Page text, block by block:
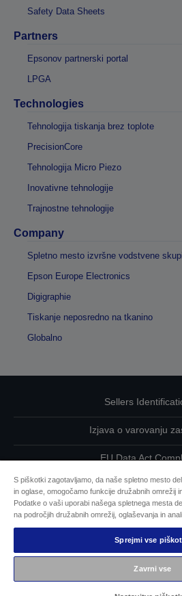
Safety Data Sheets
Partners
Epsonov partnerski portal
LPGA
Technologies
Tehnologija tiskanja brez toplote
PrecisionCore
Tehnologija Micro Piezo
Inovativne tehnologije
Trajnostne tehnologije
Company
Spletno mesto izvršne vodstvene
Epson Europe Electronics
Digigraphie
Tiskanje neposredno na tkanino
Globalno
Sellers
Izjava o varovanju
EU Data Act
Kontaktirajte nas glede
Informacije o
Epsonova zavezanost
Avtorske pravice © 2026
S piškotki zagotavljamo, da naše spletno mesto
in oglase, omogočamo funkcije družabnih omrežij
Podatke o vaši uporabi našega spletnega mesta
na področjih družabnih omrežij, oglaševanja in
Sprejmi vse
Zavrni vse